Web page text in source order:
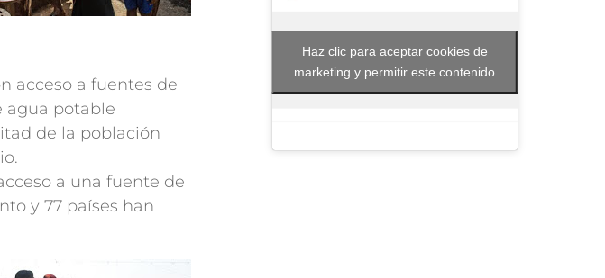
acceso a fuentes de
agua potable
de la población
a una fuente de
y 77 países han
Haz clic para aceptar cookies de
marketing y permitir este contenido